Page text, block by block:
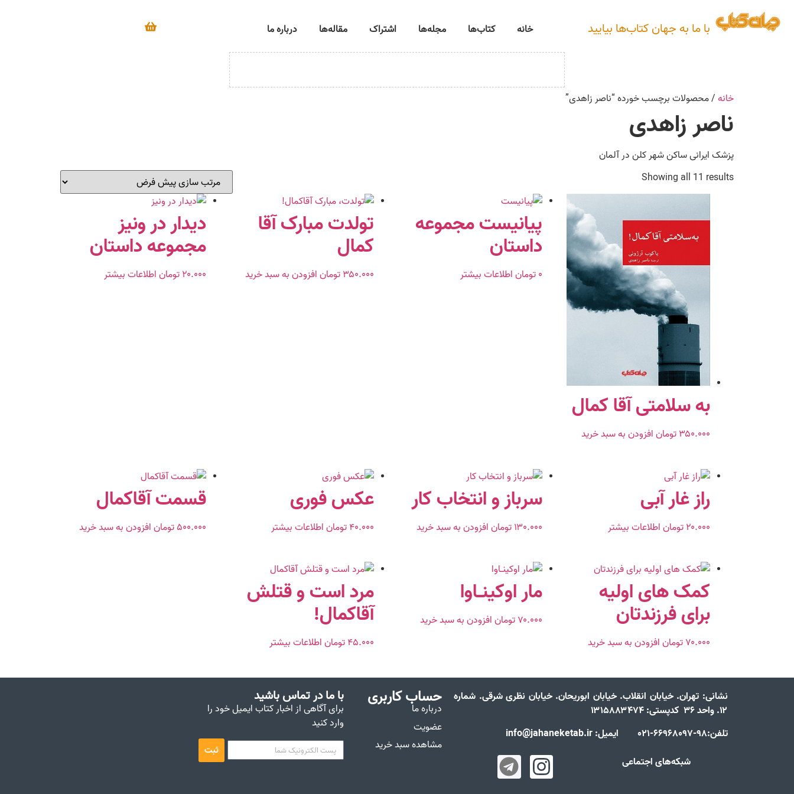
با ما به جهان کتاب‌ها بیایید خانه کتاب‌ها مجله‌ها اشتراک مقاله‌ها درباره ما
خانه / محصولات برچسب خورده “ناصر زاهدی”
ناصر زاهدی
پزشک ایرانی ساکن شهر کلن در آلمان
Showing all 11 results
به سلامتی آقا کمال
۳۵۰.۰۰۰ تومان افزودن به سبد خرید
پیانیست مجموعه
داستان
۰ تومان اطلاعات بیشتر
تولدت مبارک آقا
کمال
۳۵۰.۰۰۰ تومان افزودن به سبد خرید
دیدار در ونیز
مجموعه داستان
۲۰.۰۰۰ تومان اطلاعات بیشتر
راز غار آبی
۲۰.۰۰۰ تومان اطلاعات بیشتر
سرباز و انتخاب کار
۱۳۰.۰۰۰ تومان افزودن به سبد خرید
عکس فوری
۴۰.۰۰۰ تومان اطلاعات بیشتر
قسمت آقاکمال
۵۰۰.۰۰۰ تومان افزودن به سبد خرید
کمک های اولیه
برای فرزندتان
۷۰.۰۰۰ تومان افزودن به سبد خرید
مار اوکینـاوا
۷۰.۰۰۰ تومان افزودن به سبد خرید
مرد است و قتلش
آقاکمال!
۴۵.۰۰۰ تومان اطلاعات بیشتر
نشانی: تهران. خیابان انقلاب. خیابان ابوریحان. خیابان نظری شرقی. شماره
۱۲. واحد ۳۶ کدپستی: ۱۳۱۵۸۸۳۴۷۴
تلفن:98-66968097-021 ایمیل: info@jahaneketab.ir
شبکه‌های اجتماعی
حساب کاربری
درباره ما
عضویت
مشاهده سبد خرید
با ما در تماس باشید
برای آگاهی از اخبار کتاب ایمیل خود را
وارد کنید
ثبت